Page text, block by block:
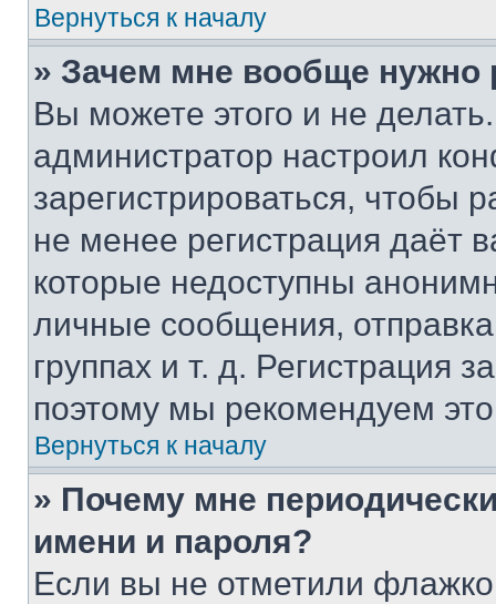
Вернуться к началу
» Зачем мне вообще нужно
Вы можете этого и не
администратор настроил
зарегистрироваться, чтобы
не менее регистрация даёт
которые недоступны
личные сообщения,
группах и т. д. Регистрация
поэтому мы рекомендуем
Вернуться к началу
» Почему мне
имени и пароля?
Если вы не отметили